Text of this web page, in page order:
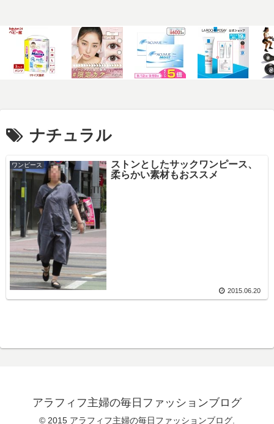
ナチュラル
ワンピース
ストンとしたサックワンピース、
柔らかい素材もおススメ
2015.06.20
アラフィフ主婦の毎日ファッションブログ
© 2015 アラフィフ主婦の毎日ファッションブログ.